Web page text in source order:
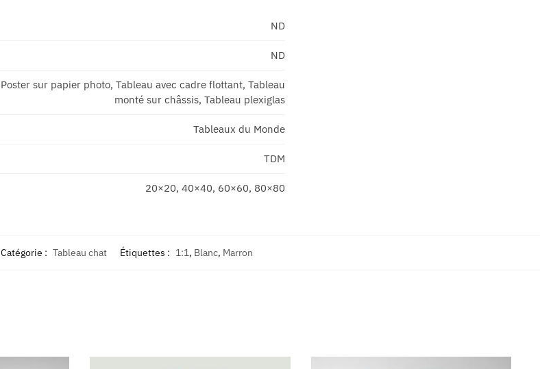
ND
ND
Poster sur papier photo, Tableau avec cadre flottant, Tableau
monté sur châssis, Tableau plexiglas
Tableaux du Monde
TDM
20×20, 40×40, 60×60, 80×80
Catégorie : Tableau chat Étiquettes : 1:1, Blanc, Marron